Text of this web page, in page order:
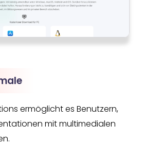
ermöglicht es Benutzern,
mit multimedialen